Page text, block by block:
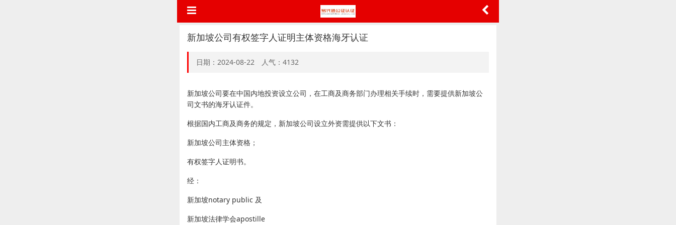
新加坡公司有权签字人证明主体资格海牙认证
日期：2024-08-22 人气：4132
新加坡公司要在中国内地投资设立公司，在工商及商务部门办理相关手续时，需要提供新加坡公
司文书的海牙认证件。
根据国内工商及商务的规定，新加坡公司设立外资需提供以下文书：
新加坡公司主体资格；
有权签字人证明书。
经：
新加坡notary public 及
新加坡法律学会apostille